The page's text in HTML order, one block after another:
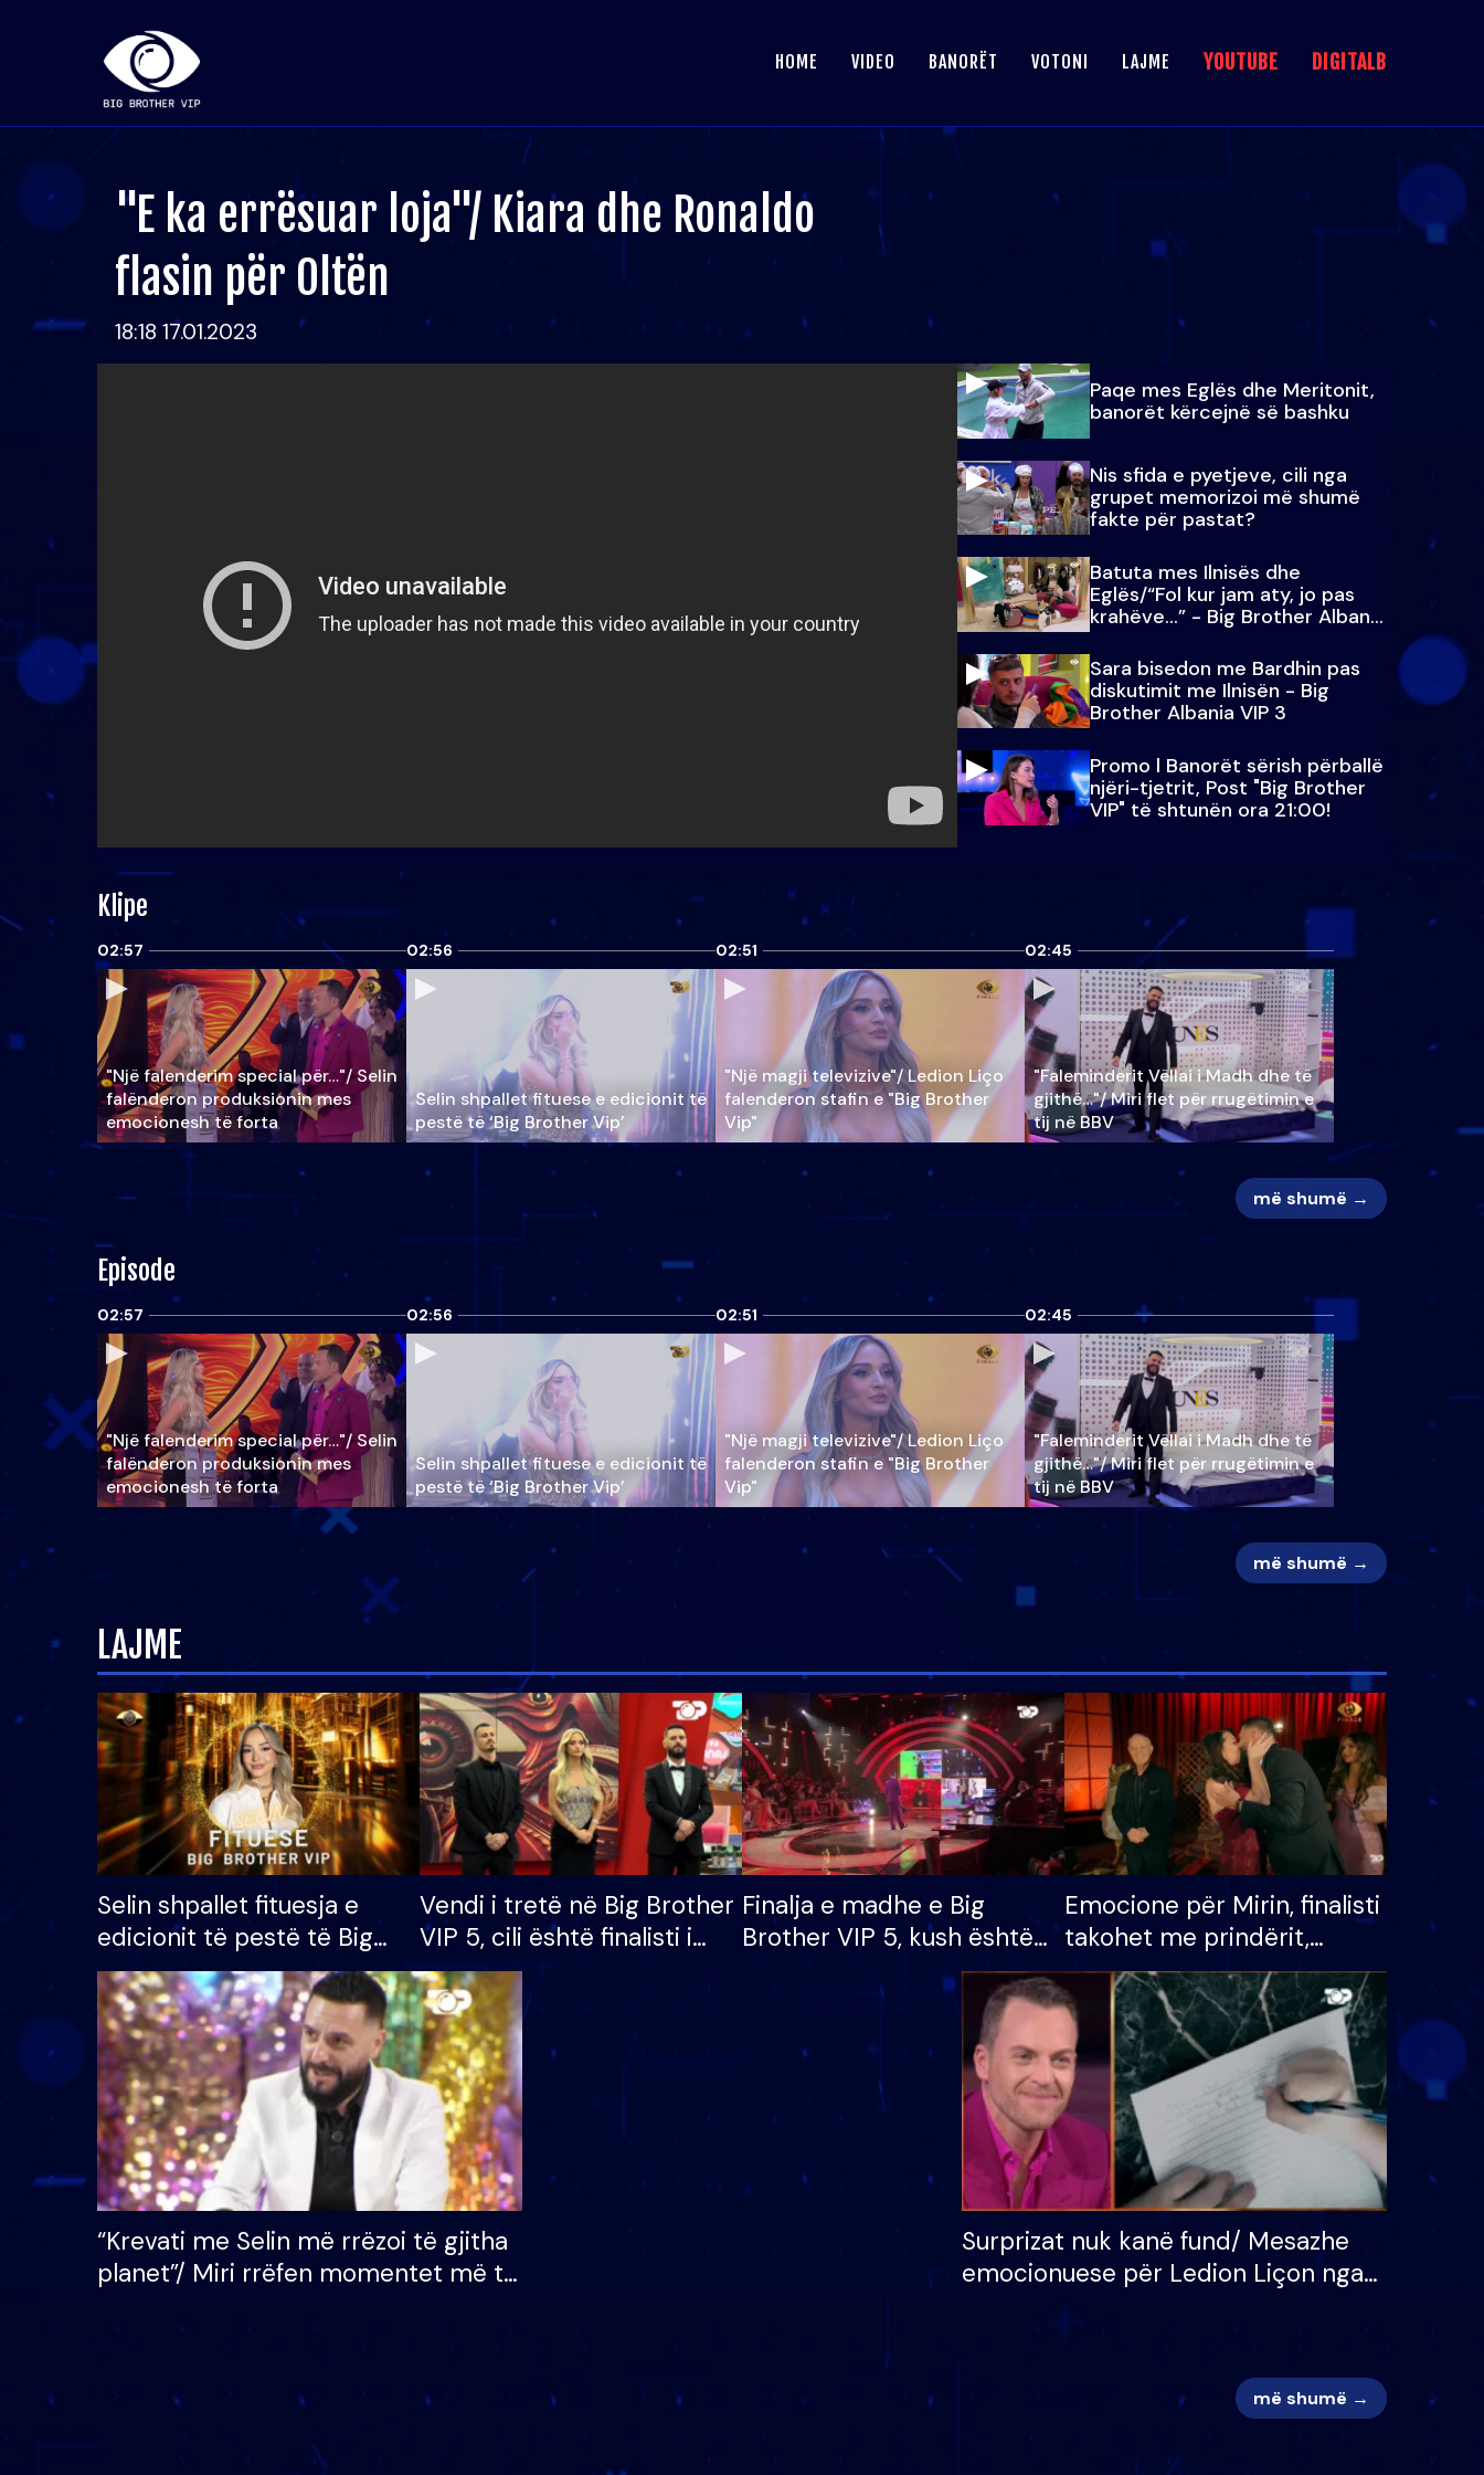
HOME VIDEO BANORËT VOTONI LAJME YOUTUBE DIGITALB
"E ka errësuar loja"/ Kiara dhe Ronaldo
flasin për Oltën
18:18 17.01.2023
Paqe mes Eglës dhe Meritonit,
banorët kërcejnë së bashku
Nis sfida e pyetjeve, cili nga
grupet memorizoi më shumë
fakte për pastat?
Batuta mes Ilnisës dhe
Eglës/“Fol kur jam aty, jo pas
krahëve…” - Big Brother Albania
VIP 3
Sara bisedon me Bardhin pas
diskutimit me Ilnisën - Big
Brother Albania VIP 3
Promo l Banorët sërish përballë
njëri-tjetrit, Post "Big Brother
VIP" të shtunën ora 21:00!
Klipe
02:57
"Një falenderim special për…"/ Selin
falënderon produksionin mes
emocionesh të forta
02:56
Selin shpallet fituese e edicionit të
pestë të ‘Big Brother Vip’
02:51
"Një magji televizive"/ Ledion Liço
falenderon stafin e "Big Brother
Vip"
02:45
"Faleminderit Vëllai i Madh dhe të
gjithë…"/ Miri flet për rrugëtimin e
tij në BBV
më shumë →
Episode
02:57
"Një falenderim special për…"/ Selin
falënderon produksionin mes
emocionesh të forta
02:56
Selin shpallet fituese e edicionit të
pestë të ‘Big Brother Vip’
02:51
"Një magji televizive"/ Ledion Liço
falenderon stafin e "Big Brother
Vip"
02:45
"Faleminderit Vëllai i Madh dhe të
gjithë…"/ Miri flet për rrugëtimin e
tij në BBV
më shumë →
LAJME
Selin shpallet fituesja e
edicionit të pestë të Big
Brother VIP, rrëmben
çmimin e madh prej 100
mijë eurosh
Vendi i tretë në Big Brother
VIP 5, cili është finalisti i
radhës që lë shtëpinë
Finalja e madhe e Big
Brother VIP 5, kush është
banori i parë që lë shtëpinë
dhe humb mundësinë për
të fituar çmimin e madh
Emocione për Mirin, finalisti
takohet me prindërit,
vajzën dhe bashkëshorten:
S’kemi ndonjë letër divorci
apo jo?
“Krevati me Selin më rrëzoi të gjitha
planet”/ Miri rrëfen momentet më të
mungojë zilja e mëngjesit kur…
Surprizat nuk kanë fund/ Mesazhe
emocionuese për Ledion Liçon nga
më shumë →